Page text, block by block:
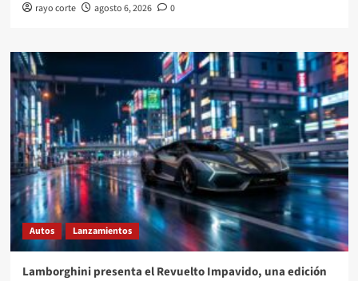
rayo corte agosto 6, 2026 0
Autos Lanzamientos
Lamborghini presenta el Revuelto Impavido, una edición